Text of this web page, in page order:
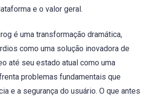
e o valor geral.
é uma transformação dramática,
como uma solução inovadora de
até seu estado atual como uma
problemas fundamentais que
e a segurança do usuário. O que antes